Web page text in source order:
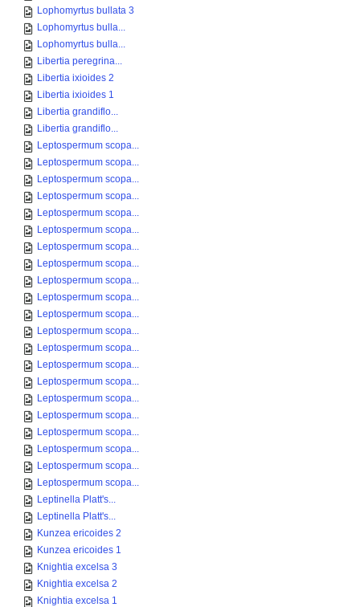
Lophomyrtus bullata 3
Lophomyrtus bulla...
Lophomyrtus bulla...
Libertia peregrina...
Libertia ixioides 2
Libertia ixioides 1
Libertia grandiflo...
Libertia grandiflo...
Leptospermum scopa...
Leptospermum scopa...
Leptospermum scopa...
Leptospermum scopa...
Leptospermum scopa...
Leptospermum scopa...
Leptospermum scopa...
Leptospermum scopa...
Leptospermum scopa...
Leptospermum scopa...
Leptospermum scopa...
Leptospermum scopa...
Leptospermum scopa...
Leptospermum scopa...
Leptospermum scopa...
Leptospermum scopa...
Leptospermum scopa...
Leptospermum scopa...
Leptospermum scopa...
Leptospermum scopa...
Leptospermum scopa...
Leptinella Platt's...
Leptinella Platt's...
Kunzea ericoides 2
Kunzea ericoides 1
Knightia excelsa 3
Knightia excelsa 2
Knightia excelsa 1